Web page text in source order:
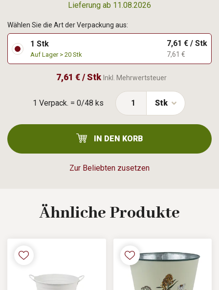
Lieferung ab 11.08.2026
1 Verpack. = 0/48 ks
Zur Beliebten zusetzen
Wählen Sie die Art der Verpackung aus:
1 Stk
Auf Lager > 20 Stk
7,61 € / Stk
7,61 €
7,61 € / Stk Inkl. Mehrwertsteuer
Stk
IN DEN KORB
Ähnliche Produkte